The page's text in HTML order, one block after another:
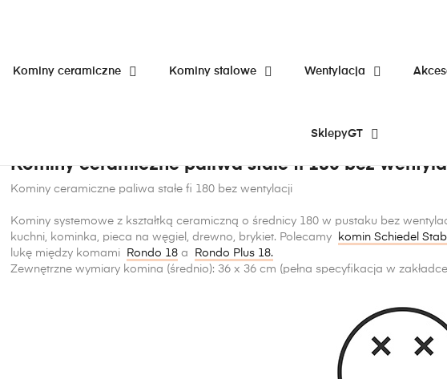
Kominy ceramiczne Kominy stalowe Wentylacja
SklepyGT
Kominy ceramiczne paliwa stałe fi 180 bez
Kominy ceramiczne paliwa stałe fi 180 bez wentylacji
Kominy systemowe z kształtką ceramiczną o średnicy 180 w pustaku bez
kuchni, kominka, pieca na węgiel, drewno, brykiet. Polecamy
komin Schiedel
lukę między komami
Rondo 18 a Rondo Plus 18.
Zewnętrzne wymiary komina (średnio): 36 x 36 cm (pełna specyfikacja w zakładce